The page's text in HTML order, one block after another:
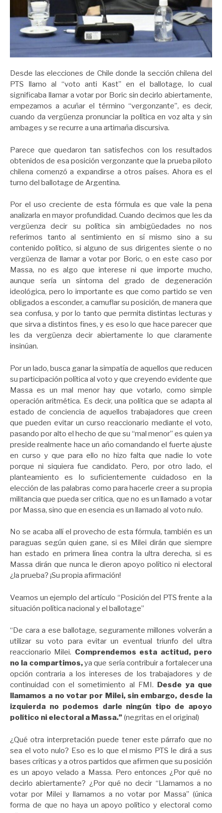
Desde las elecciones de Chile donde la sección chilena del
PTS llamo al “voto anti Kast” en el ballotage, lo cual
significaba llamar a votar por Boric sin decirlo abiertamente,
empezamos a acuñar el término “vergonzante”, es decir,
cuando da vergüenza pronunciar la política en voz alta y sin
ambages y se recurre a una artimaña discursiva.
Parece que quedaron tan satisfechos con los resultados
obtenidos de esa posición vergonzante que la prueba piloto
chilena comenzó a expandirse a otros países. Ahora es el
turno del ballotage de Argentina.
Por el uso creciente de esta fórmula es que vale la pena
analizarla en mayor profundidad. Cuando decimos que les da
vergüenza decir su política sin ambigüedades no nos
referimos tanto al sentimiento en sí mismo sino a su
contenido político, si alguno de sus dirigentes siente o no
vergüenza de llamar a votar por Boric, o en este caso por
Massa, no es algo que interese ni que importe mucho,
aunque sería un síntoma del grado de degeneración
ideológica, pero lo importante es que como partido se ven
obligados a esconder, a camuflar su posición, de manera que
sea confusa, y por lo tanto que permita distintas lecturas y
que sirva a distintos fines, y es eso lo que hace parecer que
les da vergüenza decir abiertamente lo que claramente
insinúan.
Por un lado, busca ganar la simpatía de aquellos que reducen
su participación política al voto y que creyendo evidente que
Massa es un mal menor hay que votarlo, como simple
operación aritmética. Es decir, una política que se adapta al
estado de conciencia de aquellos trabajadores que creen
que pueden evitar un curso reaccionario mediante el voto,
pasando por alto el hecho de que su “mal menor” es quien ya
preside realmente hace un año comandando el fuerte ajuste
en curso y que para ello no hizo falta que nadie lo vote
porque ni siquiera fue candidato. Pero, por otro lado, el
planteamiento es lo suficientemente cuidadoso en la
elección de las palabras como para hacerle creer a su propia
militancia que pueda ser critica, que no es un llamado a votar
por Massa, sino que en esencia es un llamado al voto nulo.
No se acaba allí el provecho de esta fórmula, también es un
paraguas según quien gane, si es Milei dirán que siempre
han estado en primera línea contra la ultra derecha, si es
Massa dirán que nunca le dieron apoyo político ni electoral
¿la prueba? ¡Su propia afirmación!
Veamos un ejemplo del artículo “Posición del PTS frente a la
situación política nacional y el ballotage”
“De cara a ese ballotage, seguramente millones volverán a
utilizar su voto para evitar un eventual triunfo del ultra
reaccionario Milei. Comprendemos esta actitud, pero
no la compartimos,ya que sería contribuir a fortalecer una
opción contraria a los intereses de los trabajadores y de
continuidad con el sometimiento al FMI.
Desde ya que
llamamos a no votar por Milei, sin embargo, desde la
izquierda no podemos darle ningún tipo de apoyo
político ni electoral a Massa.” (negritas en el original)
¿Qué otra interpretación puede tener este párrafo que no
sea el voto nulo? Eso es lo que el mismo PTS le dirá a sus
bases críticas y a otros partidos que afirmen que su posición
es un apoyo velado a Massa. Pero entonces ¿Por qué no
decirlo abiertamente? ¿Por qué no decir “Llamamos a no
votar por Milei y llamamos a no votar por Massa” (única
forma de que no haya un apoyo político y electoral como